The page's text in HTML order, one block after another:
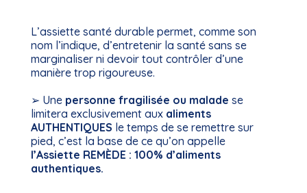
L’assiette santé durable permet, comme son
nom l’indique, d’entretenir la santé sans se
marginaliser ni devoir tout contrôler d’une
manière trop rigoureuse.
➢ Une personne fragilisée ou malade se
limitera exclusivement aux aliments
AUTHENTIQUES le temps de se remettre sur
pied, c’est la base de ce qu’on appelle
l’Assiette REMÈDE : 100% d’aliments
authentiques.